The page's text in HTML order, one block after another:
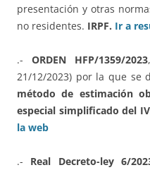
presentación y otras
no residentes. IRPF. Ir a
.- ORDEN HFP/1359/2023
21/12/2023) por la que se
método de estimación
especial simplificado del
la web
.- Real Decreto-ley 6/